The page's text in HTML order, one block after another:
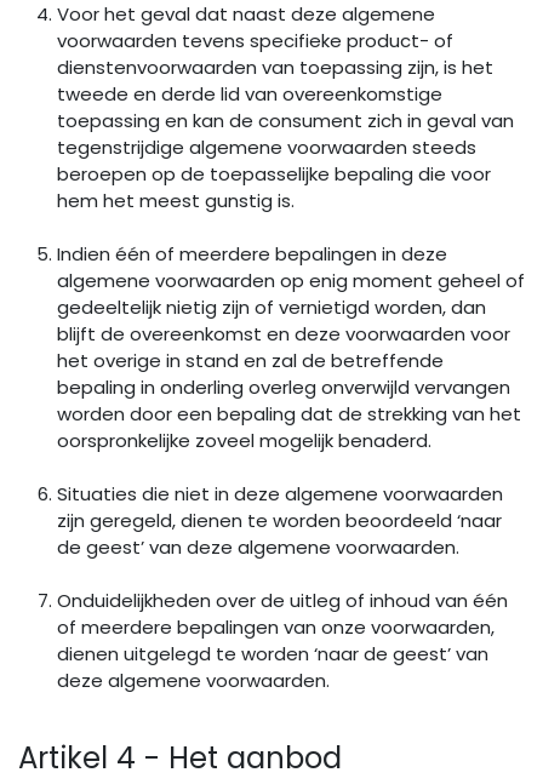
Voor het geval dat naast deze algemene
voorwaarden tevens specifieke product- of
dienstenvoorwaarden van toepassing zijn, is het
tweede en derde lid van overeenkomstige
toepassing en kan de consument zich in geval van
tegenstrijdige algemene voorwaarden steeds
beroepen op de toepasselijke bepaling die voor
hem het meest gunstig is.
Indien één of meerdere bepalingen in deze
algemene voorwaarden op enig moment geheel of
gedeeltelijk nietig zijn of vernietigd worden, dan
blijft de overeenkomst en deze voorwaarden voor
het overige in stand en zal de betreffende
bepaling in onderling overleg onverwijld vervangen
worden door een bepaling dat de strekking van het
oorspronkelijke zoveel mogelijk benaderd.
Situaties die niet in deze algemene voorwaarden
zijn geregeld, dienen te worden beoordeeld ‘naar
de geest’ van deze algemene voorwaarden.
Onduidelijkheden over de uitleg of inhoud van één
of meerdere bepalingen van onze voorwaarden,
dienen uitgelegd te worden ‘naar de geest’ van
deze algemene voorwaarden.
Artikel 4 - Het aanbod